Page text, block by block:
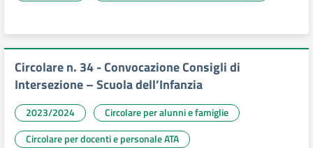
Circolare n. 34 - Convocazione Consigli di
Intersezione – Scuola dell’Infanzia
2023/2024
Circolare per alunni e famiglie
Circolare per docenti e personale ATA